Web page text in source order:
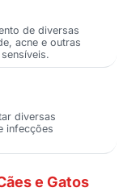
de diversas
acne e outras
diversas
infecções
e Gatos